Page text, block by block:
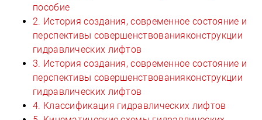
пособие
2. История создания, современное состояние и
перспективы совершенствованияконструкции
гидравлических лифтов
3. История создания, современное состояние и
перспективы совершенствованияконструкции
гидравлических лифтов
4. Классификация гидравлических лифтов